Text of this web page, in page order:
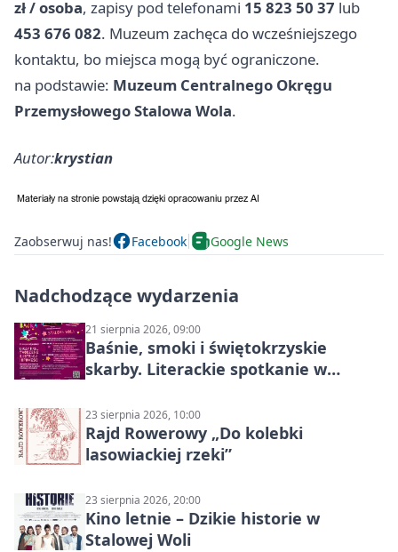
zł / osoba, zapisy pod telefonami 15 823 50 37 lub
453 676 082. Muzeum zachęca do wcześniejszego
kontaktu, bo miejsca mogą być ograniczone.
na podstawie: Muzeum Centralnego Okręgu
Przemysłowego Stalowa Wola.
Autor:krystian
Zaobserwuj nas! Facebook Google News
Nadchodzące wydarzenia
21 sierpnia 2026, 09:00
Baśnie, smoki i świętokrzyskie
skarby. Literackie spotkanie w
23 sierpnia 2026, 10:00
Rajd Rowerowy „Do kolebki
lasowiackiej rzeki”
23 sierpnia 2026, 20:00
Kino letnie – Dzikie historie w
Stalowej Woli